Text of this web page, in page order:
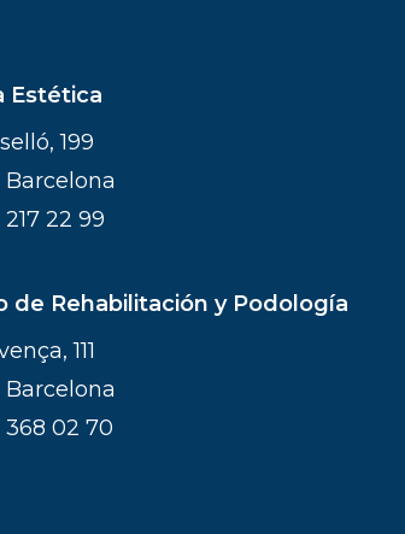
Estética
199
22 99
de Rehabilitación y Podología
111
368 02 70